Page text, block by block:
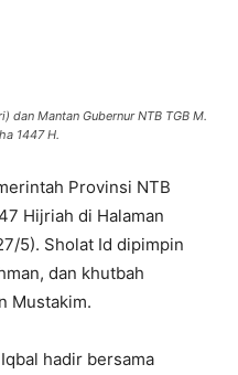
dan Mantan Gubernur NTB TGB M.
1447 H.
Provinsi NTB
Hijriah di Halaman
5). Sholat Id dipimpin
dan khutbah
Mustakim.
hadir bersama